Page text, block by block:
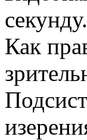
секунду.
Как